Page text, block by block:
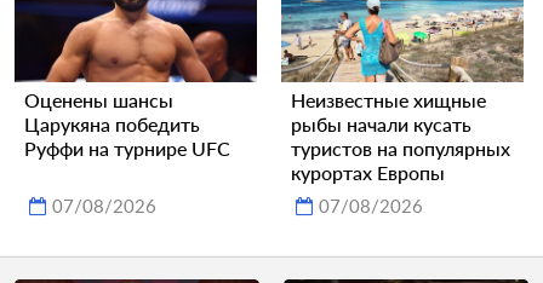
Оценены шансы
Царукяна победить
Руффи на турнире UFC
07/08/2026
Неизвестные хищные
рыбы начали кусать
туристов на популярных
курортах Европы
07/08/2026